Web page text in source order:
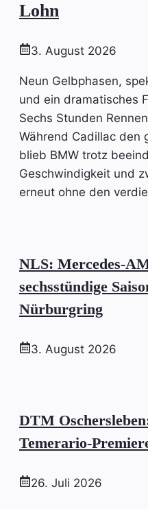
Lohn
3. August 2026
Neun Gelbphasen,
und ein dramatisches
Sechs Stunden
Während Cadillac den
blieb BMW trotz
Geschwindigkeit und
erneut ohne den
NLS: Mercedes-
sechsstündige
Nürburgring
3. August 2026
DTM
Temerario-
26. Juli 2026